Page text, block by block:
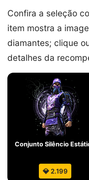
Confira a seleção
item mostra a
diamantes; clique
detalhes da
Conjunto Silêncio
💎 2.199